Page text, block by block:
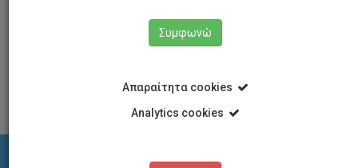
Σχολή Επιστημών Υγείας
old Διεθνές Ινστιτούτο Κύπρου για την
8η ΕΤΗΣΙΑ ΗΜΕΡΙΔΑ ΔΗΜΟΣΙΑΣ ΥΓΕΙΑΣ
Συμφωνώ
Απαραίτητα cookies
Analytics cookies